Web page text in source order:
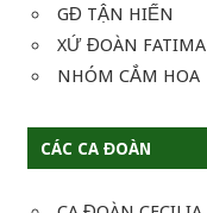
GĐ TẬN HIẾN
XỨ ĐOÀN FATIMA
NHÓM CẮM HOA
CÁC CA ĐOÀN